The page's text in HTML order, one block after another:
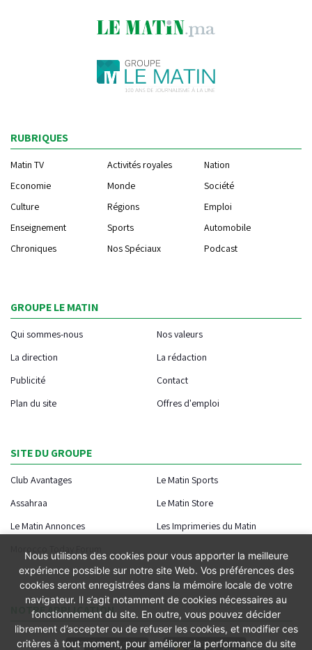
RUBRIQUES
Matin TV Activités royales
Nation
Economie
Monde
Société
Culture
Régions
Emploi
Enseignement
Sports
Automobile
Chroniques
Nos Spéciaux Podcast
GROUPE LE MATIN
Qui sommes-nous
Nos valeurs
La direction
La rédaction
Publicité
Contact
Plan du site
Offres d'emploi
SITE DU GROUPE
Club Avantages
Le Matin Sports
Assahraa
Le Matin Store
Le Matin Annonces
Les Imprimeries du Matin
Morocco Today Forum
NOTRE APPLICATION
Nous utilisons des cookies pour vous apporter la meilleure
expérience possible sur notre site Web. Vos préférences des
cookies seront enregistrées dans la mémoire locale de votre
navigateur. Il s’agit notamment de cookies nécessaires au
fonctionnement du site. En outre, vous pouvez décider
librement d’accepter ou de refuser les cookies, et modifier ces
critères à tout moment, pour améliorer la performance du site